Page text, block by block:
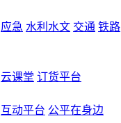
应急 水利水文 交通 铁路
云课堂 订货平台
互动平台 公平在身边